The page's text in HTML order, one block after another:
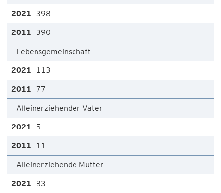
398
390
Lebensgemeinschaft
113
77
Alleinerziehender Vater
5
11
Alleinerziehende Mutter
83